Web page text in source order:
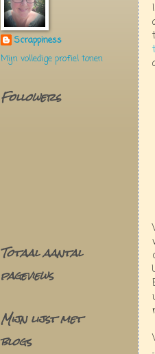
Scrappiness
Mijn volledige profiel tonen
Followers
Totaal aantal
pageviews
Mijn lijst met
blogs